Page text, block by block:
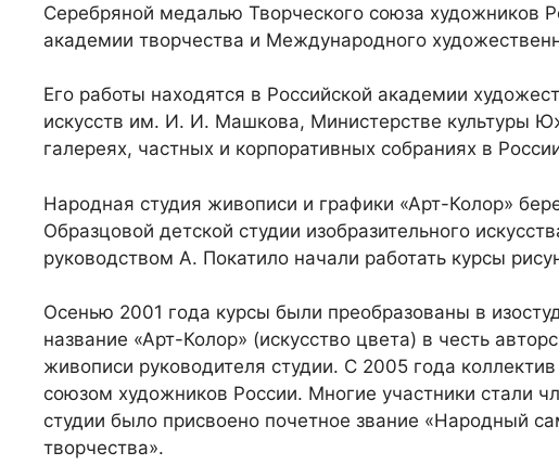
Серебряной медалью Творческого союза художников
академии творчества и Международного
Его работы находятся в Российской академии
искусств им. И. И. Машкова, Министерстве культуры
галереях, частных и корпоративных собраниях в
Народная студия живописи и графики «Арт-Колор»
Образцовой детской студии изобразительного
руководством А. Покатило начали работать курсы
Осенью 2001 года курсы были преобразованы в
название «Арт-Колор» (искусство цвета) в честь
живописи руководителя студии. С 2005 года
союзом художников России. Многие участники стали
студии было присвоено почетное звание «Народный
творчества».